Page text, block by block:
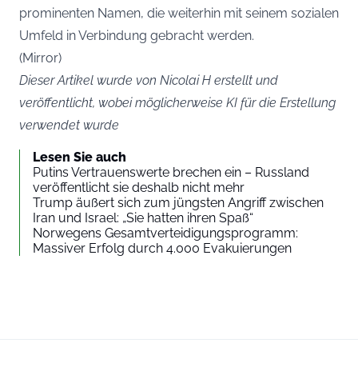
prominenten Namen, die weiterhin mit seinem sozialen
Umfeld in Verbindung gebracht werden.
(Mirror)
Dieser Artikel wurde von Nicolai H erstellt und
veröffentlicht, wobei möglicherweise KI für die Erstellung
verwendet wurde
Lesen Sie auch
Putins Vertrauenswerte brechen ein – Russland
veröffentlicht sie deshalb nicht mehr
Trump äußert sich zum jüngsten Angriff zwischen
Iran und Israel: „Sie hatten ihren Spaß“
Norwegens Gesamtverteidigungsprogramm:
Massiver Erfolg durch 4.000 Evakuierungen